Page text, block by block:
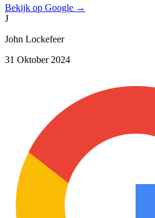
Bekijk op Google →
J
John Lockefeer
31 Oktober 2024